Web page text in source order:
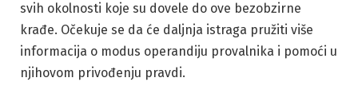
svih okolnosti koje su dovele do ove bezobzirne
krađe. Očekuje se da će daljnja istraga pružiti više
informacija o modus operandiju provalnika i pomoći u
njihovom privođenju pravdi.